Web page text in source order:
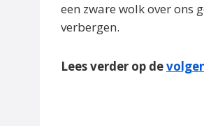
een zware wolk over ons
verbergen.
Lees verder op de